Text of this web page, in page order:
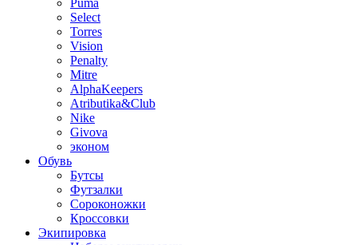
Puma
Select
Torres
Vision
Penalty
Mitre
AlphaKeepers
Atributika&Club
Nike
Givova
эконом
Обувь
Бутсы
Футзалки
Сороконожки
Кроссовки
Экипировка